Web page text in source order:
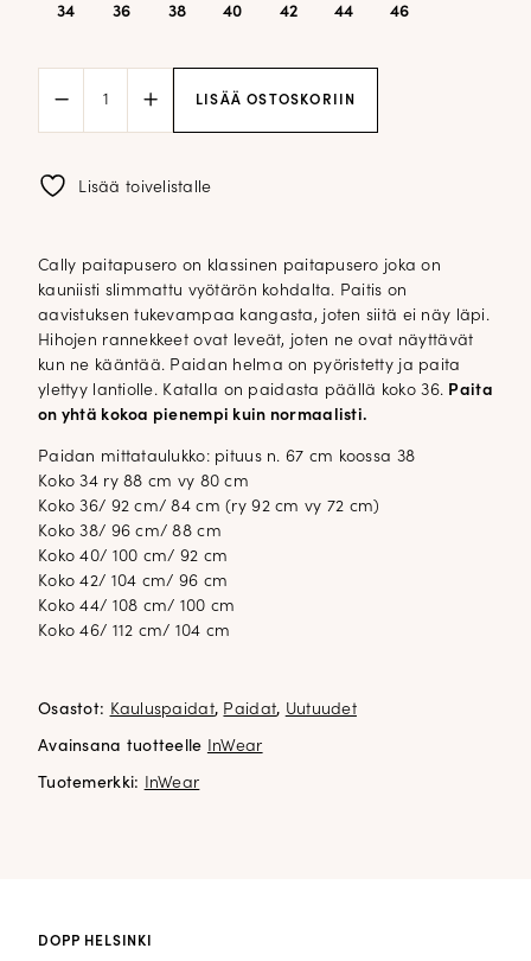
34 36 38 40 42 44 46
paitapusero;
vaaleansininen
LISÄÄ OSTOSKORIIN
Lisää toivelistalle
Cally paitapusero on klassinen paitapusero joka on
kauniisti slimmattu vyötärön kohdalta. Paitis on
aavistuksen tukevampaa kangasta, joten siitä ei näy läpi.
Hihojen rannekkeet ovat leveät, joten ne ovat näyttävät
kun ne kääntää. Paidan helma on pyöristetty ja paita
ylettyy lantiolle. Katalla on paidasta päällä koko 36. Paita
on yhtä kokoa pienempi kuin normaalisti.
Paidan mittataulukko: pituus n. 67 cm koossa 38
Koko 34 ry 88 cm vy 80 cm
Koko 36/ 92 cm/ 84 cm (ry 92 cm vy 72 cm)
Koko 38/ 96 cm/ 88 cm
Koko 40/ 100 cm/ 92 cm
Koko 42/ 104 cm/ 96 cm
Koko 44/ 108 cm/ 100 cm
Koko 46/ 112 cm/ 104 cm
Osastot: Kauluspaidat, Paidat, Uutuudet
Avainsana tuotteelle InWear
Tuotemerkki: InWear
DOPP HELSINKI